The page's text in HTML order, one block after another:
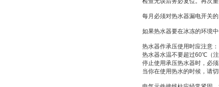
每月必须对热水器漏电开关
如果热水器要在冰冻的环境
热水器作承压使用时应注意：
热水器水温不要超过60℃ （
停止使用承压热水器时，必
当你在使用热水的时候，请